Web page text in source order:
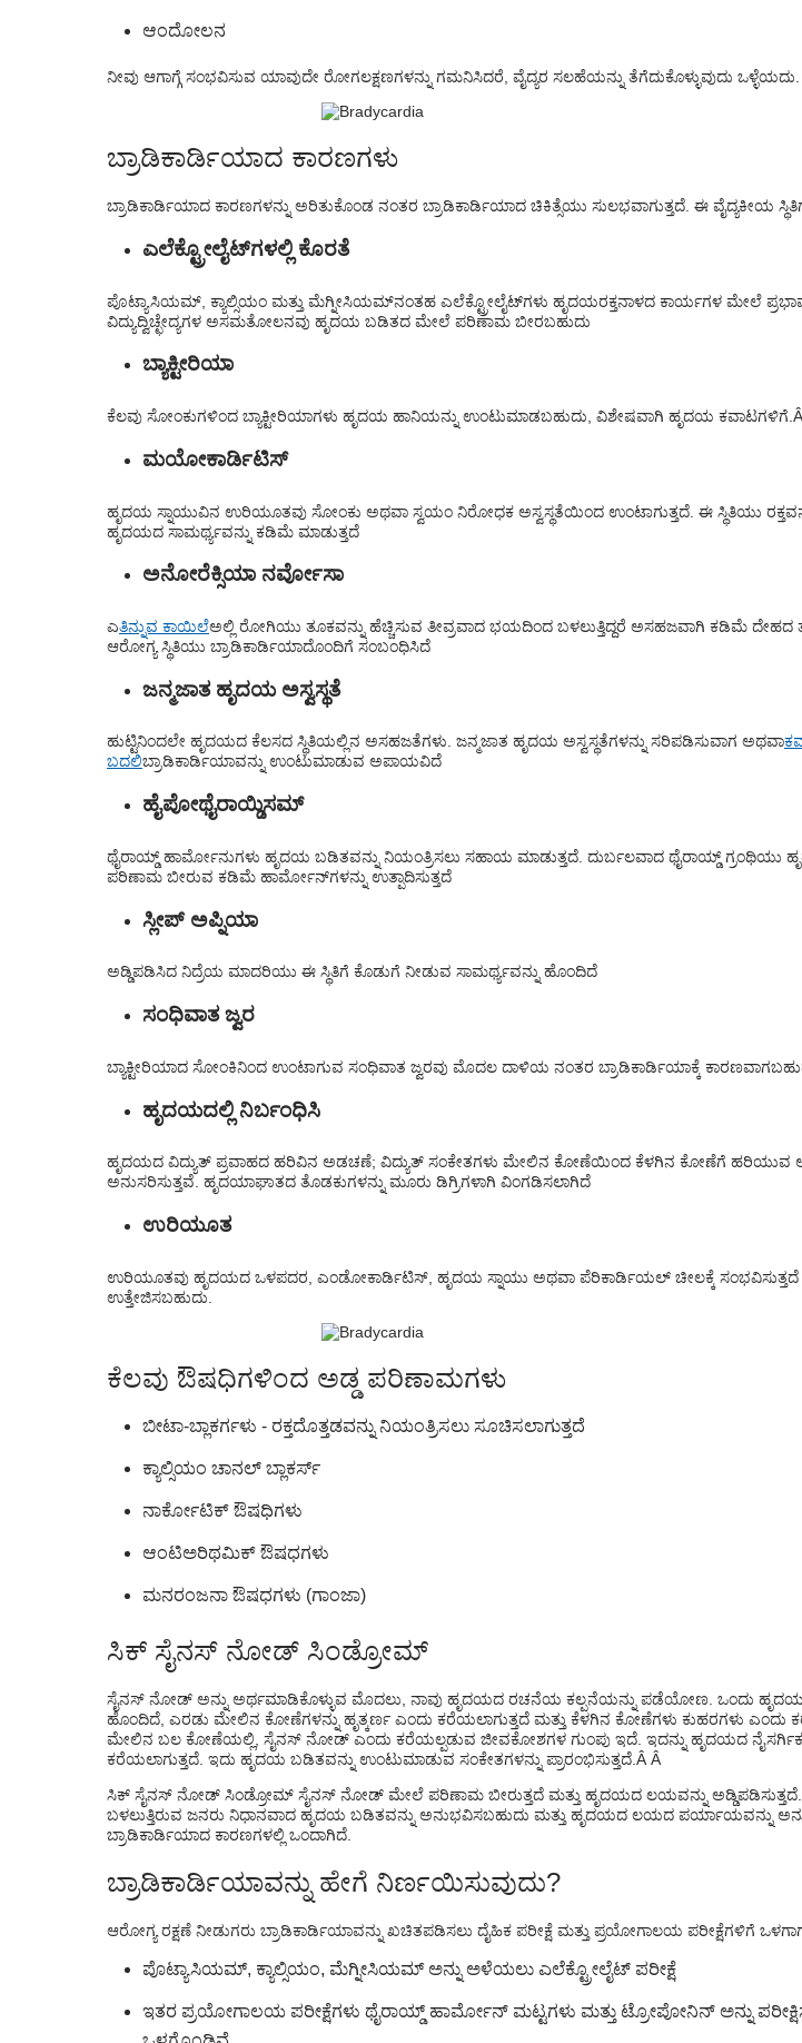
ಆಂದೋಲನ
ನೀವು ಆಗಾಗ್ಗೆ ಸಂಭವಿಸುವ ಯಾವುದೇ ರೋಗಲಕ್ಷಣಗಳನ್ನು ಗಮನಿಸಿದರೆ, ವೈದ್ಯರ ಸಲಹೆಯನ್ನು ತೆಗೆದುಕೊಳ್ಳುವುದು ಒಳ್ಳೆಯದು.
ಬ್ರಾಡಿಕಾರ್ಡಿಯಾದ ಕಾರಣಗಳು
ಬ್ರಾಡಿಕಾರ್ಡಿಯಾದ ಕಾರಣಗಳನ್ನು ಅರಿತುಕೊಂಡ ನಂತರ ಬ್ರಾಡಿಕಾರ್ಡಿಯಾದ ಚಿಕಿತ್ಸೆಯು ಸುಲಭವಾಗುತ್ತದೆ. ಈ ವೈದ್ಯಕೀಯ
ಎಲೆಕ್ಟ್ರೋಲೈಟ್‌ಗಳಲ್ಲಿ ಕೊರತೆ
ಪೊಟ್ಯಾಸಿಯಮ್, ಕ್ಯಾಲ್ಸಿಯಂ ಮತ್ತು ಮೆಗ್ನೀಸಿಯಮ್‌ನಂತಹ ಎಲೆಕ್ಟ್ರೋಲೈಟ್‌ಗಳು ಹೃದಯರಕ್ತನಾಳದ ಕಾರ್ಯಗಳ ಮೇಲೆ
ವಿದ್ಯುದ್ವಿಚ್ಛೇದ್ಯಗಳ ಅಸಮತೋಲನವು ಹೃದಯ ಬಡಿತದ ಮೇಲೆ ಪರಿಣಾಮ ಬೀರಬಹುದು
ಬ್ಯಾಕ್ಟೀರಿಯಾ
ಕೆಲವು ಸೋಂಕುಗಳಿಂದ ಬ್ಯಾಕ್ಟೀರಿಯಾಗಳು ಹೃದಯ ಹಾನಿಯನ್ನು ಉಂಟುಮಾಡಬಹುದು, ವಿಶೇಷವಾಗಿ ಹೃದಯ
ಮಯೋಕಾರ್ಡಿಟಿಸ್
ಹೃದಯ ಸ್ನಾಯುವಿನ ಉರಿಯೂತವು ಸೋಂಕು ಅಥವಾ ಸ್ವಯಂ ನಿರೋಧಕ ಅಸ್ವಸ್ಥತೆಯಿಂದ ಉಂಟಾಗುತ್ತದೆ. ಈ ಸ್ಥಿತಿಯು
ಹೃದಯದ ಸಾಮರ್ಥ್ಯವನ್ನು ಕಡಿಮೆ ಮಾಡುತ್ತದೆ
ಅನೋರೆಕ್ಸಿಯಾ ನರ್ವೋಸಾ
ಎತಿನ್ನುವ ಕಾಯಿಲೆಅಲ್ಲಿ ರೋಗಿಯು ತೂಕವನ್ನು ಹೆಚ್ಚಿಸುವ ತೀವ್ರವಾದ ಭಯದಿಂದ ಬಳಲುತ್ತಿದ್ದರೆ ಅಸಹಜವಾಗಿ ಕಡಿಮೆ ದೇಹದ
ಆರೋಗ್ಯ ಸ್ಥಿತಿಯು ಬ್ರಾಡಿಕಾರ್ಡಿಯಾದೊಂದಿಗೆ ಸಂಬಂಧಿಸಿದೆ
ಜನ್ಮಜಾತ ಹೃದಯ ಅಸ್ವಸ್ಥತೆ
ಹುಟ್ಟಿನಿಂದಲೇ ಹೃದಯದ ಕೆಲಸದ ಸ್ಥಿತಿಯಲ್ಲಿನ ಅಸಹಜತೆಗಳು. ಜನ್ಮಜಾತ ಹೃದಯ ಅಸ್ವಸ್ಥತೆಗಳನ್ನು ಸರಿಪಡಿಸುವಾಗ ಅಥವಾ
ಬದಲಿಬ್ರಾಡಿಕಾರ್ಡಿಯಾವನ್ನು ಉಂಟುಮಾಡುವ ಅಪಾಯವಿದೆ
ಹೈಪೋಥೈರಾಯ್ಡಿಸಮ್
ಥೈರಾಯ್ಡ್ ಹಾರ್ಮೋನುಗಳು ಹೃದಯ ಬಡಿತವನ್ನು ನಿಯಂತ್ರಿಸಲು ಸಹಾಯ ಮಾಡುತ್ತದೆ. ದುರ್ಬಲವಾದ ಥೈರಾಯ್ಡ್
ಪರಿಣಾಮ ಬೀರುವ ಕಡಿಮೆ ಹಾರ್ಮೋನ್‌ಗಳನ್ನು ಉತ್ಪಾದಿಸುತ್ತದೆ
ಸ್ಲೀಪ್ ಅಪ್ನಿಯಾ
ಅಡ್ಡಿಪಡಿಸಿದ ನಿದ್ರೆಯ ಮಾದರಿಯು ಈ ಸ್ಥಿತಿಗೆ ಕೊಡುಗೆ ನೀಡುವ ಸಾಮರ್ಥ್ಯವನ್ನು ಹೊಂದಿದೆ
ಸಂಧಿವಾತ ಜ್ವರ
ಬ್ಯಾಕ್ಟೀರಿಯಾದ ಸೋಂಕಿನಿಂದ ಉಂಟಾಗುವ ಸಂಧಿವಾತ ಜ್ವರವು ಮೊದಲ ದಾಳಿಯ ನಂತರ ಬ್ರಾಡಿಕಾರ್ಡಿಯಾಕ್ಕೆ
ಹೃದಯದಲ್ಲಿ ನಿರ್ಬಂಧಿಸಿ
ಹೃದಯದ ವಿದ್ಯುತ್ ಪ್ರವಾಹದ ಹರಿವಿನ ಅಡಚಣೆ; ವಿದ್ಯುತ್ ಸಂಕೇತಗಳು ಮೇಲಿನ ಕೋಣೆಯಿಂದ ಕೆಳಗಿನ ಕೋಣೆಗೆ
ಅನುಸರಿಸುತ್ತವೆ. ಹೃದಯಾಘಾತದ ತೊಡಕುಗಳನ್ನು ಮೂರು ಡಿಗ್ರಿಗಳಾಗಿ ವಿಂಗಡಿಸಲಾಗಿದೆ
ಉರಿಯೂತ
ಉರಿಯೂತವು ಹೃದಯದ ಒಳಪದರ, ಎಂಡೋಕಾರ್ಡಿಟಿಸ್, ಹೃದಯ ಸ್ನಾಯು ಅಥವಾ ಪೆರಿಕಾರ್ಡಿಯಲ್ ಚೀಲಕ್ಕೆ ಸಂಭವಿಸುತ್ತದೆ
ಉತ್ತೇಜಿಸಬಹುದು.
ಕೆಲವು ಔಷಧಿಗಳಿಂದ ಅಡ್ಡ ಪರಿಣಾಮಗಳು
ಬೀಟಾ-ಬ್ಲಾಕರ್ಗಳು - ರಕ್ತದೊತ್ತಡವನ್ನು ನಿಯಂತ್ರಿಸಲು ಸೂಚಿಸಲಾಗುತ್ತದೆ
ಕ್ಯಾಲ್ಸಿಯಂ ಚಾನಲ್ ಬ್ಲಾಕರ್ಸ್
ನಾರ್ಕೋಟಿಕ್ ಔಷಧಿಗಳು
ಆಂಟಿಅರಿಥಮಿಕ್ ಔಷಧಗಳು
ಮನರಂಜನಾ ಔಷಧಗಳು (ಗಾಂಜಾ)
ಸಿಕ್ ಸೈನಸ್ ನೋಡ್ ಸಿಂಡ್ರೋಮ್
ಸೈನಸ್ ನೋಡ್ ಅನ್ನು ಅರ್ಥಮಾಡಿಕೊಳ್ಳುವ ಮೊದಲು, ನಾವು ಹೃದಯದ ರಚನೆಯ ಕಲ್ಪನೆಯನ್ನು ಪಡೆಯೋಣ. ಒಂದು
ಹೊಂದಿದೆ, ಎರಡು ಮೇಲಿನ ಕೋಣೆಗಳನ್ನು ಹೃತ್ಕರ್ಣ ಎಂದು ಕರೆಯಲಾಗುತ್ತದೆ ಮತ್ತು ಕೆಳಗಿನ ಕೋಣೆಗಳು ಕುಹರಗಳು ಎಂದು
ಮೇಲಿನ ಬಲ ಕೋಣೆಯಲ್ಲಿ, ಸೈನಸ್ ನೋಡ್ ಎಂದು ಕರೆಯಲ್ಪಡುವ ಜೀವಕೋಶಗಳ ಗುಂಪು ಇದೆ. ಇದನ್ನು ಹೃದಯದ
ಕರೆಯಲಾಗುತ್ತದೆ. ಇದು ಹೃದಯ ಬಡಿತವನ್ನು ಉಂಟುಮಾಡುವ ಸಂಕೇತಗಳನ್ನು ಪ್ರಾರಂಭಿಸುತ್ತದೆ.Â Â
ಸಿಕ್ ಸೈನಸ್ ನೋಡ್ ಸಿಂಡ್ರೋಮ್ ಸೈನಸ್ ನೋಡ್ ಮೇಲೆ ಪರಿಣಾಮ ಬೀರುತ್ತದೆ ಮತ್ತು ಹೃದಯದ ಲಯವನ್ನು
ಬಳಲುತ್ತಿರುವ ಜನರು ನಿಧಾನವಾದ ಹೃದಯ ಬಡಿತವನ್ನು ಅನುಭವಿಸಬಹುದು ಮತ್ತು ಹೃದಯದ ಲಯದ ಪರ್ಯಾಯವನ್ನು
ಬ್ರಾಡಿಕಾರ್ಡಿಯಾದ ಕಾರಣಗಳಲ್ಲಿ ಒಂದಾಗಿದೆ.
ಬ್ರಾಡಿಕಾರ್ಡಿಯಾವನ್ನು ಹೇಗೆ ನಿರ್ಣಯಿಸುವುದು?
ಆರೋಗ್ಯ ರಕ್ಷಣೆ ನೀಡುಗರು ಬ್ರಾಡಿಕಾರ್ಡಿಯಾವನ್ನು ಖಚಿತಪಡಿಸಲು ದೈಹಿಕ ಪರೀಕ್ಷೆ ಮತ್ತು ಪ್ರಯೋಗಾಲಯ ಪರೀಕ್ಷೆಗಳಿಗೆ
ಪೊಟ್ಯಾಸಿಯಮ್, ಕ್ಯಾಲ್ಸಿಯಂ, ಮೆಗ್ನೀಸಿಯಮ್ ಅನ್ನು ಅಳೆಯಲು ಎಲೆಕ್ಟ್ರೋಲೈಟ್ ಪರೀಕ್ಷೆ
ಇತರ ಪ್ರಯೋಗಾಲಯ ಪರೀಕ್ಷೆಗಳು ಥೈರಾಯ್ಡ್ ಹಾರ್ಮೋನ್ ಮಟ್ಟಗಳು ಮತ್ತು ಟ್ರೋಪೋನಿನ್ ಅನ್ನು